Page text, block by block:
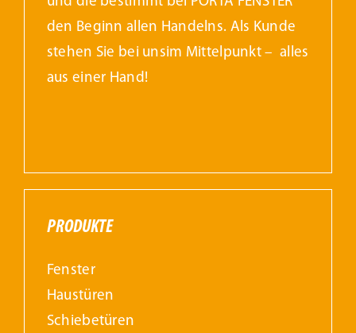
den Beginn allen Handelns. Als Kunde
stehen Sie bei unsim Mittelpunkt – alles
aus einer Hand!
PRODUKTE
Fenster
Haustüren
Schiebetüren